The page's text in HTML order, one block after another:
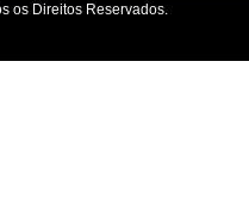
os Direitos Reservados.